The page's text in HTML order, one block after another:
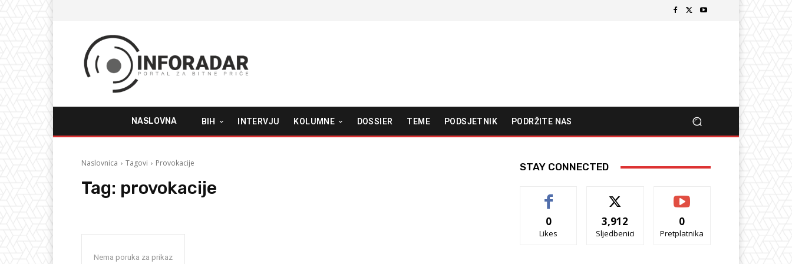
NASLOVNA BIH INTERVJU KOLUMNE DOSSIER TEME PODSJETNIK PODRŽITE NAS
Naslovnica Tagovi Provokacije
Tag: provokacije
Nema poruka za prikaz
STAY CONNECTED
0
Likes
3,912
Sljedbenici
0
Pretplatnika